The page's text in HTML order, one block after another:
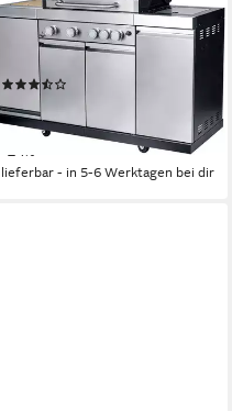
Kombigrill Augusta, 17 kW
Gesamtleistung, auch als
Holzkohlegrill verwendbar
ab 679,00 €
19,71 €mtl. in 48 Raten
lieferbar - in 5-6 Werktagen bei dir